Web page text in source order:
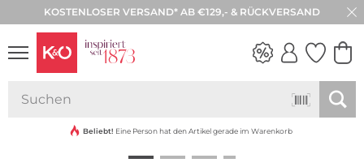
KOSTENLOSER VERSAND* AB €129,- & RÜCKVERSAND
30 TAGE RÜCKGABE
VIBES
Limited Edition
Beliebt! Eine Person hat den Artikel gerade im Warenkorb